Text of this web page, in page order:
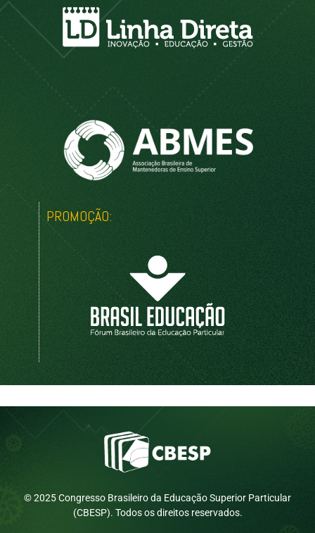
PROMOÇÃO:
© 2025 Congresso Brasileiro da Educação Superior Particular
(CBESP). Todos os direitos reservados.